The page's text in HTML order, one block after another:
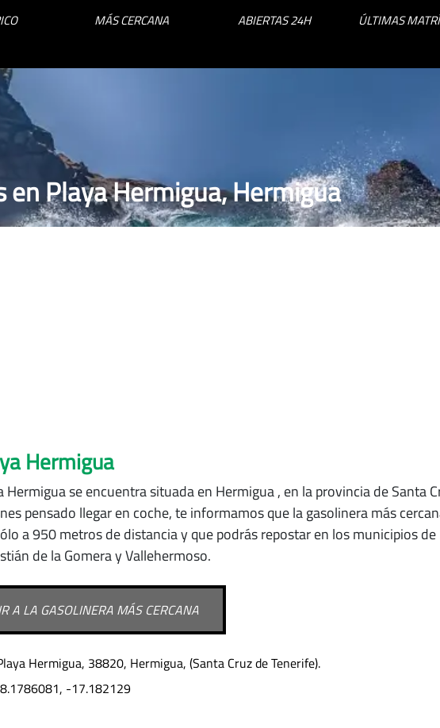
MÁS CERCANA ABIERTAS 24H ÚLTIMAS
en Playa Hermigua, Hermigua
Hermigua
Hermigua se encuentra situadaen Hermigua, en la provincia de Santa
pensado llegar en coche, te informamos que la gasolinera más
a 950 metros de distancia y que podrás repostar en los municipios de
de la Gomera y Vallehermoso.
A LA GASOLINERA MÁS CERCANA
Hermigua, 38820, Hermigua, (Santa Cruz de Tenerife).
-17.182129